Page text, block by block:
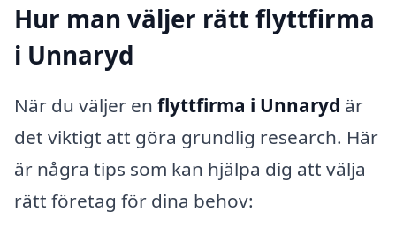
Hur man väljer rätt flyttfirma
i Unnaryd
När du väljer en flyttfirma i Unnaryd är
det viktigt att göra grundlig research. Här
är några tips som kan hjälpa dig att välja
rätt företag för dina behov: